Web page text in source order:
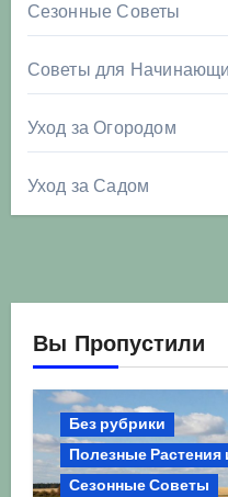
Сезонные Советы
Советы для
Уход за Огородом
Уход за Садом
Вы Пропустили
Без рубрики
Полезные Растения
Сезонные Советы